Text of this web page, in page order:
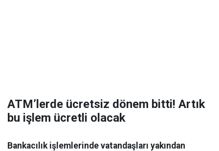
ATM’lerde ücretsiz dönem bitti! Artık
bu işlem ücretli olacak
Bankacılık işlemlerinde vatandaşları yakından